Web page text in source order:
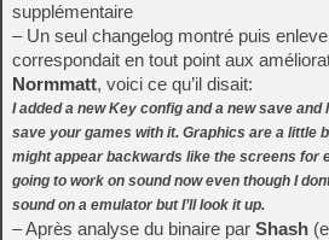
supplémentaire
– Un seul changelog montré puis
correspondait en tout point aux
Normmatt, voici ce qu’il disait:
I added a new Key config and a new save
save your games with it. Graphics are a little
might appear backwards like the screens for
going to work on sound now even though I
sound on a emulator but I’ll look it up.
– Après analyse du binaire par Shash